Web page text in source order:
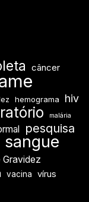
câncer
hemograma
hiv
malária
pesquisa
sangue
Gravidez
vacina vírus